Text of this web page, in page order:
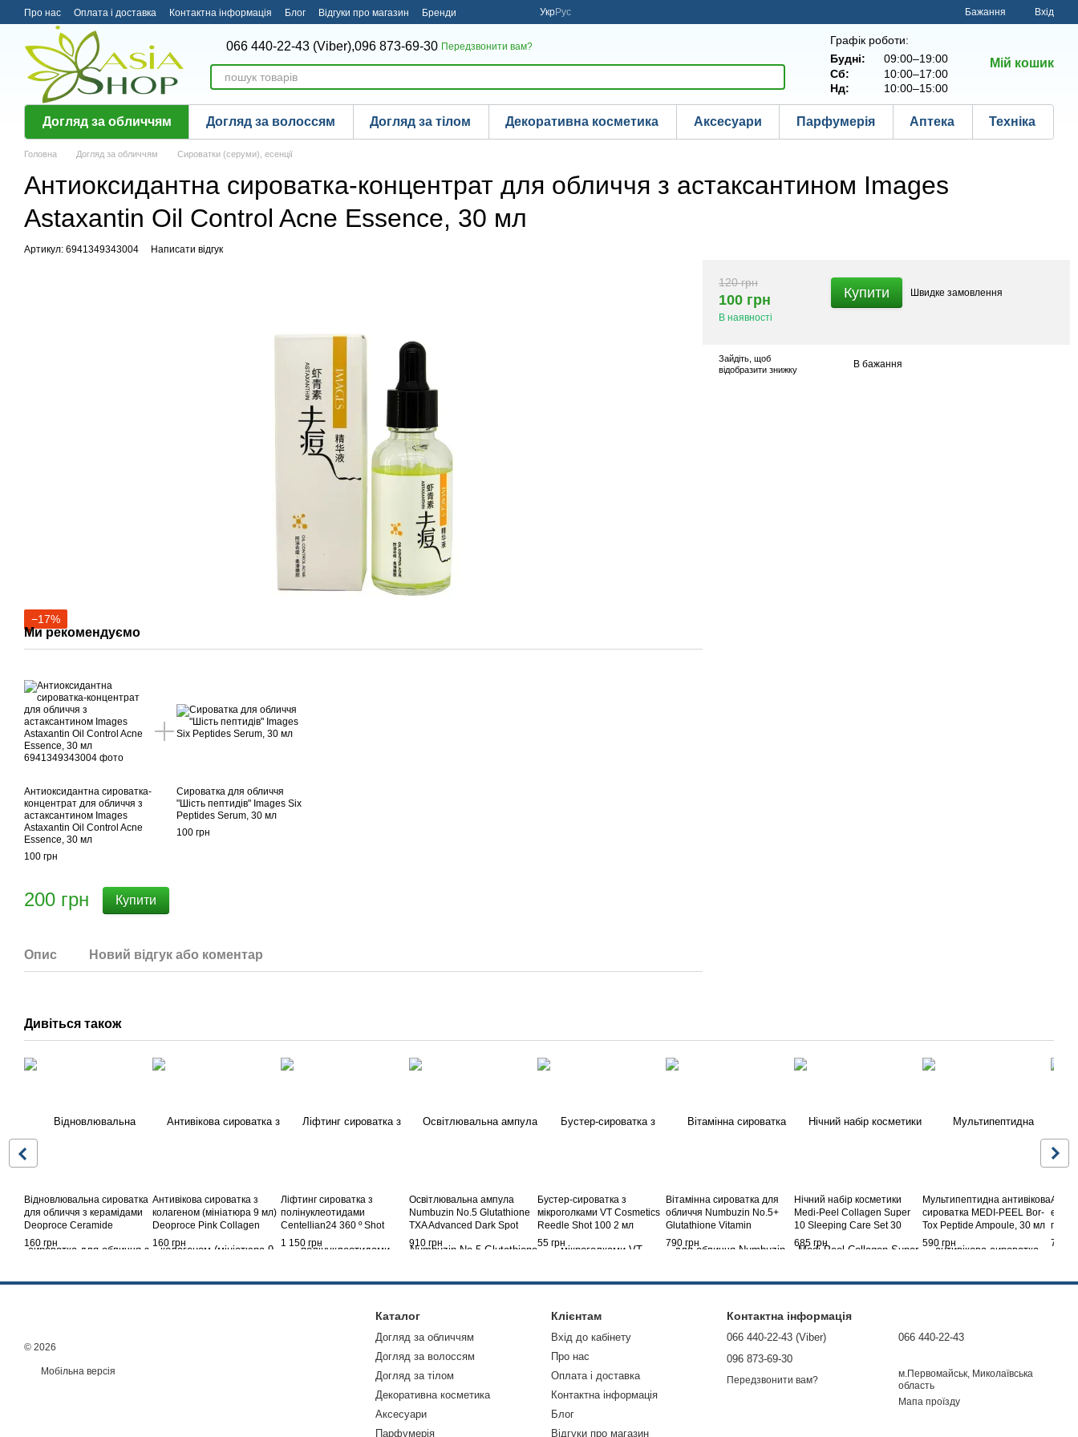
Перейти до основного контенту
Про нас Оплата і доставка Контактна інформація Блог Відгуки про магазин Бренди УкрРус Бажання Вхід
066 440-22-43 (Viber),096 873-69-30 Передзвонити вам?
Графік роботи:
Будні:
09:00–19:00
Сб:
10:00–17:00
Нд:
10:00–15:00
Мій кошик
Догляд за обличчям Догляд за волоссям Догляд за тілом Декоративна косметика Аксесуари Парфумерія Аптека Техніка
Головна Догляд за обличчям Сироватки (серуми), есенції
Антиоксидантна сироватка-концентрат для обличчя з астаксантином Images
Astaxantin Oil Control Acne Essence, 30 мл
Артикул: 6941349343004 Написати відгук
−17%
Ми рекомендуємо
Антиоксидантна сироватка-
концентрат для обличчя з
астаксантином Images
Astaxantin Oil Control Acne
Essence, 30 мл
100 грн
Сироватка для обличчя
"Шість пептидів" Images Six
Peptides Serum, 30 мл
100 грн
200 грн Купити
Опис Новий відгук або коментар
120 грн
100 грн
В наявності
Купити Швидке замовлення
Зайдіть , щоб
відобразити знижку
В бажання
Дивіться також
Відновлювальна сироватка
для обличчя з керамідами
Deoproce Ceramide
Nourishing Ampoule 9 мл
мініатюра
160 грн
Антивікова сироватка з
колагеном (мініатюра 9 мл)
Deoproce Pink Collagen
Boosting Ampoule
160 грн
Ліфтинг сироватка з
полінуклеотидами
Centellian24 360 º Shot
PDRN Active Serum 50 мл
1 150 грн
Освітлювальна ампула
Numbuzin No.5 Glutathione
TXA Advanced Dark Spot
Ampoule Concentrate 10 г +
0,7 г
910 грн
Бустер-сироватка з
мікроголками VT Cosmetics
Reedle Shot 100 2 мл
55 грн
Вітамінна сироватка для
обличчя Numbuzin No.5+
Glutathione Vitamin
Concentrated Serum 30 мл
790 грн
Нічний набір косметики
Medi-Peel Collagen Super
10 Sleeping Care Set 30
мл+10 мл
685 грн
Мультипептидна антивікова
сироватка MEDI-PEEL Bor-
Tox Peptide Ampoule, 30 мл
590 грн
795
© 2026
Мобільна версія
Каталог
Догляд за обличчям
Догляд за волоссям
Догляд за тілом
Декоративна косметика
Аксесуари
Парфумерія
Клієнтам
Вхід до кабінету
Про нас
Оплата і доставка
Контактна інформація
Блог
Відгуки про магазин
Контактна інформація
066 440-22-43 (Viber)
096 873-69-30
Передзвонити вам?
066 440-22-43
м.Первомайськ, Миколаївська
область
Мапа проїзду